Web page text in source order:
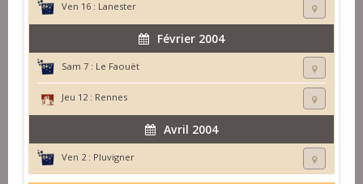
Ven 16 : Lanester
Février 2004
Sam 7 : Le Faouët
Jeu 12 : Rennes
Avril 2004
Ven 2 : Pluvigner